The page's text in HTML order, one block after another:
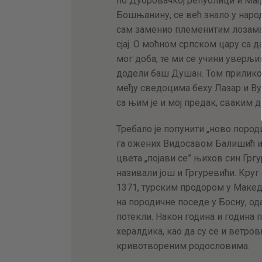
Бошњанину, се већ знало у
сам заменио племенитим
сјај. О моћном српском цару са
мог доба, те ми се учини
додели баш Душан. Том
међу сведоцима беху Лазар и
са њим је и мој предак, сваким
Требало је попунити „ново
га ожених Видосавом Балишић
цвета „појави се” њихов син
називали још и Гргуревићи.
1371, турским продором у
на породичне поседе у Босну,
потекли. Након година и
хералдика, као да су се и
кривотвореним родословима.